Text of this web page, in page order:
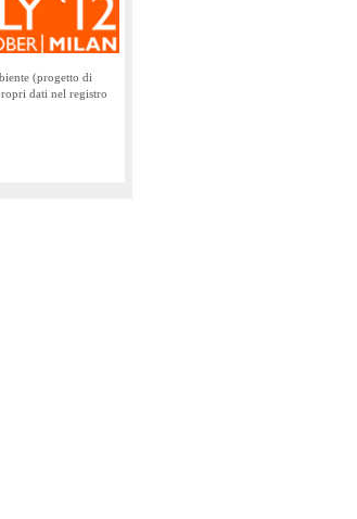
(progetto di
dati nel registro